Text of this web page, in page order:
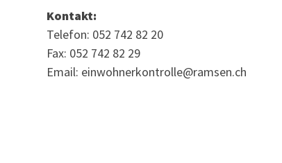
Kontakt:
Telefon: 052 742 82 20
Fax: 052 742 82 29
Email: einwohnerkontrolle@ramsen.ch